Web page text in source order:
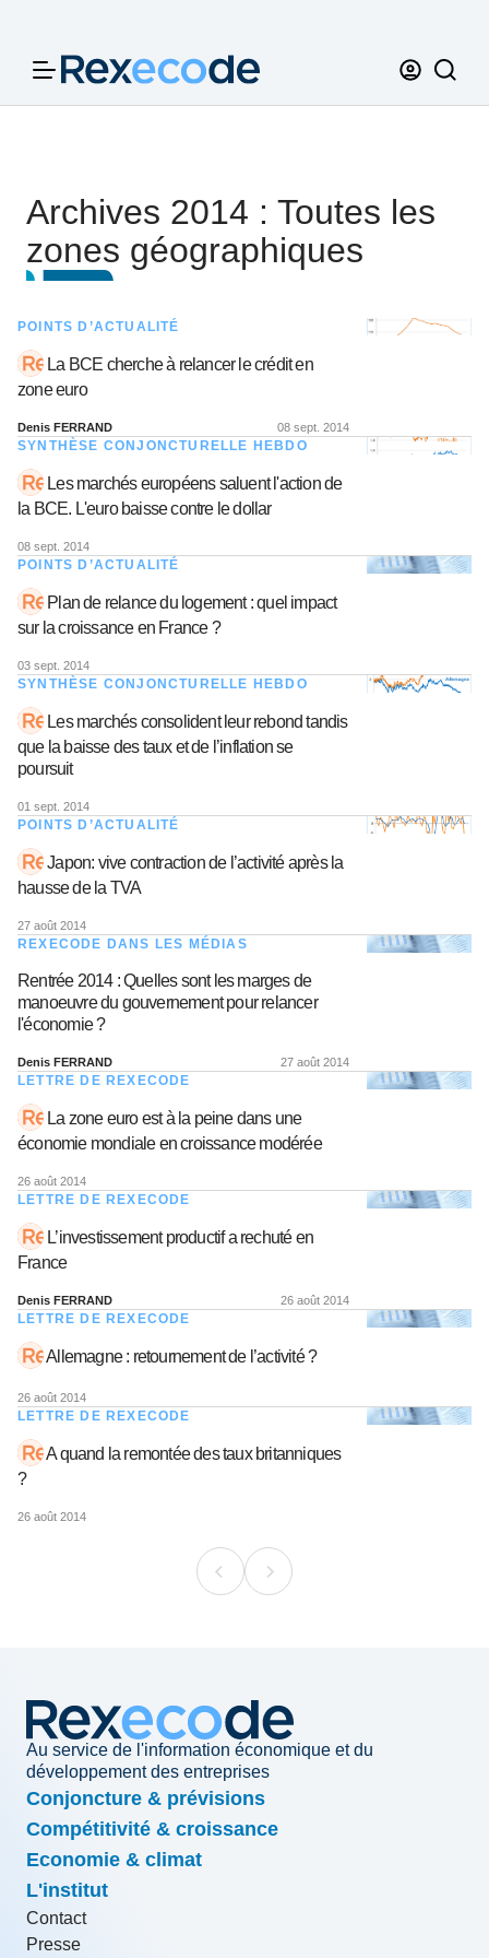
Archives 2014 : Toutes les
zones géographiques
POINTS D’ACTUALITÉ
La BCE cherche à relancer le crédit en
zone euro
Denis FERRAND 08 sept. 2014
SYNTHÈSE CONJONCTURELLE HEBDO
Les marchés européens saluent l'action de
la BCE. L'euro baisse contre le dollar
08 sept. 2014
POINTS D’ACTUALITÉ
Plan de relance du logement : quel impact
sur la croissance en France ?
03 sept. 2014
SYNTHÈSE CONJONCTURELLE HEBDO
Les marchés consolident leur rebond tandis
que la baisse des taux et de l’inflation se
poursuit
01 sept. 2014
POINTS D’ACTUALITÉ
Japon: vive contraction de l’activité après la
hausse de la TVA
27 août 2014
REXECODE DANS LES MÉDIAS
Rentrée 2014 : Quelles sont les marges de
manoeuvre du gouvernement pour relancer
l'économie ?
Denis FERRAND 27 août 2014
LETTRE DE REXECODE
La zone euro est à la peine dans une
économie mondiale en croissance modérée
26 août 2014
LETTRE DE REXECODE
L’investissement productif a rechuté en
France
Denis FERRAND 26 août 2014
LETTRE DE REXECODE
Allemagne : retournement de l’activité ?
26 août 2014
LETTRE DE REXECODE
A quand la remontée des taux britanniques
?
26 août 2014
Au service de l'information économique et du
développement des entreprises
Conjoncture & prévisions
Compétitivité & croissance
Economie & climat
L'institut
Contact
Presse